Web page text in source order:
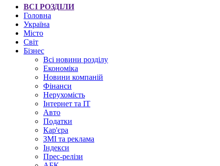
ВСІ РОЗДІЛИ
Головна
Україна
Місто
Світ
Бізнес
Всі новини розділу
Економіка
Новини компаній
Фінанси
Нерухомість
Інтернет та IT
Авто
Податки
Кар'єра
ЗМІ та реклама
Індекси
Прес-релізи